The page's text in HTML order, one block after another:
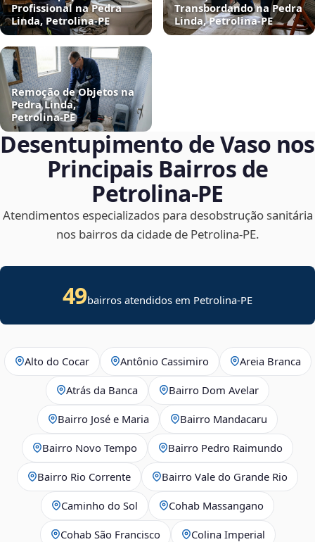
Profissional na Pedra
Linda, Petrolina‑PE
Transbordando na Pedra
Linda, Petrolina‑PE
Remoção de Objetos na
Pedra Linda,
Petrolina‑PE
Desentupimento de Vaso nos
Principais Bairros de
Petrolina‑PE
Atendimentos especializados para desobstrução sanitária
nos bairros da cidade de Petrolina‑PE.
49bairros atendidos em Petrolina-PE
Alto do Cocar Antônio Cassimiro Areia Branca
Atrás da Banca Bairro Dom Avelar
Bairro José e Maria Bairro Mandacaru
Bairro Novo Tempo Bairro Pedro Raimundo
Bairro Rio Corrente Bairro Vale do Grande Rio
Caminho do Sol Cohab Massangano
Cohab São Francisco Colina Imperial